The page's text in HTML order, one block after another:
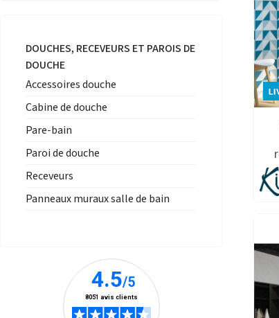
DOUCHES, RECEVEURS ET PAROIS DE
DOUCHE
Accessoires douche
Cabine de douche
Pare-bain
Paroi de douche
Receveurs
Panneaux muraux salle de bain